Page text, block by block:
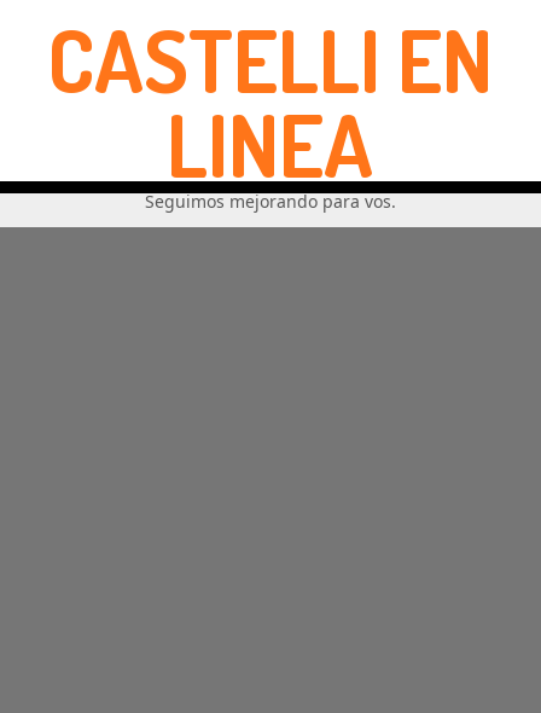
CASTELLI EN
LINEA
Seguimos mejorando para vos.